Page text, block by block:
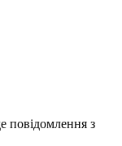
повідомлення з